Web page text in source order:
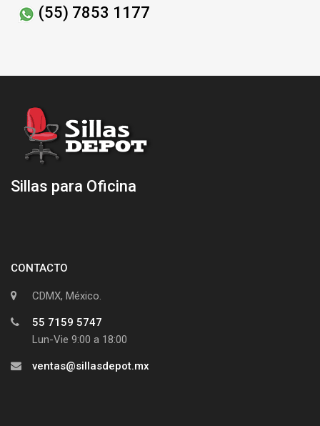
(55) 7853 1177
Sillas para Oficina
CONTACTO
CDMX, México.
55 7159 5747
Lun-Vie 9:00 a 18:00
ventas@sillasdepot.mx